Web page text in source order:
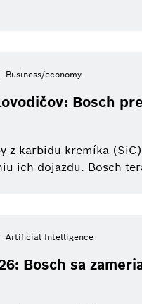
Business/economy
Bosch
z karbidu kremíka
ich dojazdu. Bosch
Artificial Intelligence
Bosch sa